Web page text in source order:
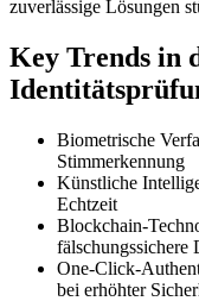
zuverlässige Lösungen
Key Trends in
Biometrische
Stimmerkennung
Künstliche
Echtzeit
Blockchain-
fälschungssichere
One-Click-
bei erhöhter